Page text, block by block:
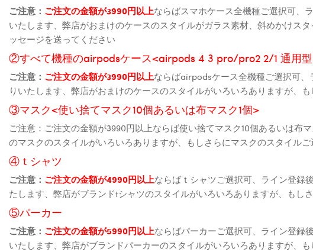
ご注意： ご注文の金額が3990円以上ならばスマホケース全機種ご選択可、
いたします、弊店がおまけのケースのスタイルがガラス素材、斜めかけス
ッセージを送ってください
②すべて機種のairpodsケース<airpods 4 3 pro/pro2 2/1 通用
ご注意： ご注文の金額が3990円以上ならばairpodsケース全機種ご選択可
りいたします、弊店がおまけのケースのスタイルがいろいろありますが、
③マスク<使い捨てマスク10個あるいは布マスク1個>
ご注意：ご注文の金額が3990円以上ならば使い捨てマスク10個あるいは
のマスクのスタイルがいろいろありますが、もしさらにマスクのスタイル
④ｔシャツ
ご注意： ご注文の金額が4990円以上ならばｔシャツご選択可、ライン登録
たします、弊店がブランドtシャツのスタイルがいろいろありますが、も
⑤パーカー
ご注意： ご注文の金額が5990円以上ならばパーカーご選択可、ライン登録
いたします、弊店がブランドパーカーのスタイルがいろいろありますが、